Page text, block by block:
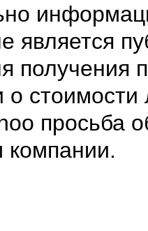
является
получения
стоимости
просьба